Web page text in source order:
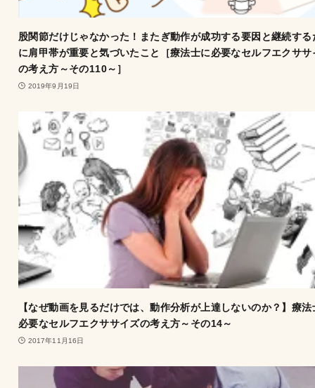
股関節だけじゃなかった！またぎ動作が成功する要因と継続する
に肩甲帯が重要と気づいたこと［療法士に必要なセルフエクササ
の考え方～その110～］
2019年9月19日
【なぜ動画を見るだけでは、動作分析が上達しないのか？】療法
必要なセルフエクササイズの考え方～その14～
2017年11月16日